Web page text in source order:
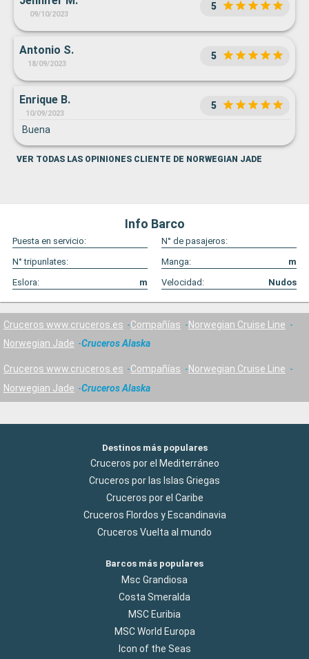
09/10/2023
5
Antonio S.
18/09/2023
5
Enrique B.
10/09/2023
5
Buena
VER TODAS LAS OPINIONES CLIENTE DE NORWEGIAN JADE
Info Barco
Puesta en servicio:
N° de pasajeros:
N° tripunlates:
Manga:
m
Eslora:
m Velocidad: Nudos
Cruceros www.cruceros.es Compañías
Norwegian Cruise Line
Norwegian Jade
Cruceros Alaska
Cruceros www.cruceros.es Compañías
Norwegian Cruise Line
Norwegian Jade
Cruceros Alaska
Destinos más populares
Cruceros por el Mediterráneo
Cruceros por las Islas Griegas
Cruceros por el Caribe
Cruceros Flordos y Escandinavia
Cruceros Vuelta al mundo
Barcos más populares
Msc Grandiosa
Costa Smeralda
MSC Euribia
MSC World Europa
Icon of the Seas